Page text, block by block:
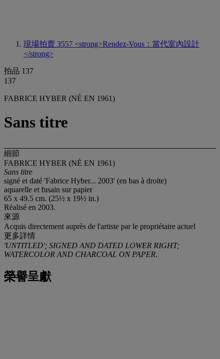
現場拍賣 3557 <strong>Rendez-Vous：當代室內設計
</strong>
拍品 137
137
FABRICE HYBER (NÉ EN 1961)
Sans titre
細節
FABRICE HYBER (NÉ EN 1961)
Sans titre
signé et daté 'Fabrice Hyber... 2003' (en bas à droite)
aquarelle et fusain sur papier
65 x 49.5 cm. (25½ x 19½ in.)
Réalisé en 2003.
來源
Acquis directement auprès de l'artiste par le propriétaire actuel
更多詳情
'UNTITLED'; SIGNED AND DATED LOWER RIGHT;
WATERCOLOR AND CHARCOAL ON PAPER.
榮譽呈獻